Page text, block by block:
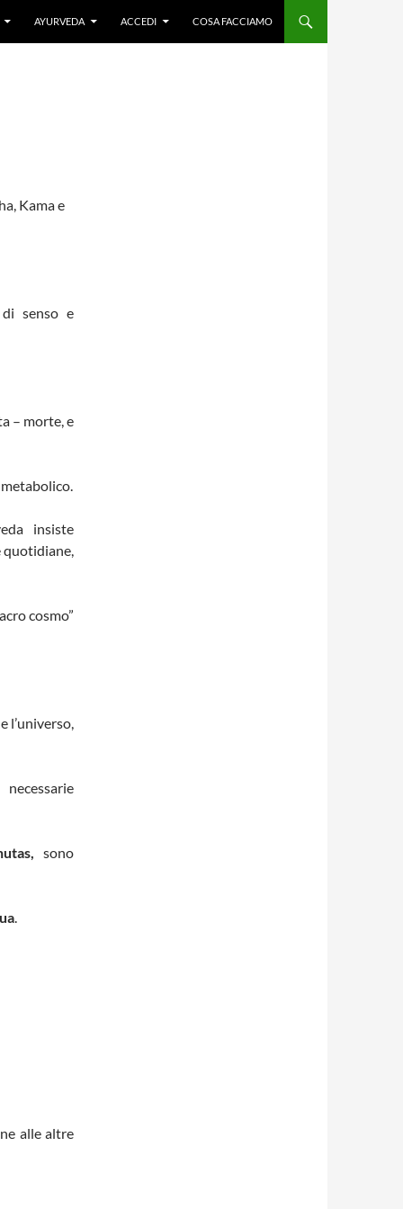
AYURVEDA ACCEDI COSA FACCIAMO
Kama e
senso e
– morte, e
insiste
quotidiane,
cosmo”
l’universo,
sono
.
alle altre